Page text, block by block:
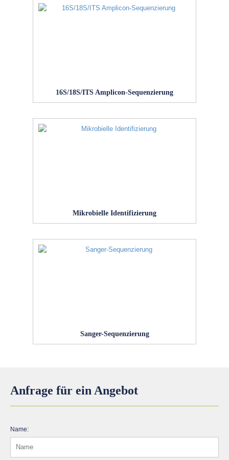
16S/18S/ITS Amplicon-Sequenzierung
Mikrobielle Identifizierung
Sanger-Sequenzierung
Anfrage für ein Angebot
Name: